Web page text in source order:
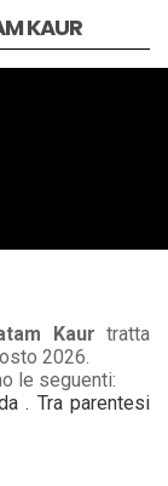
KAUR
Kaur tratta
2026.
le seguenti:
. Tra parentesi